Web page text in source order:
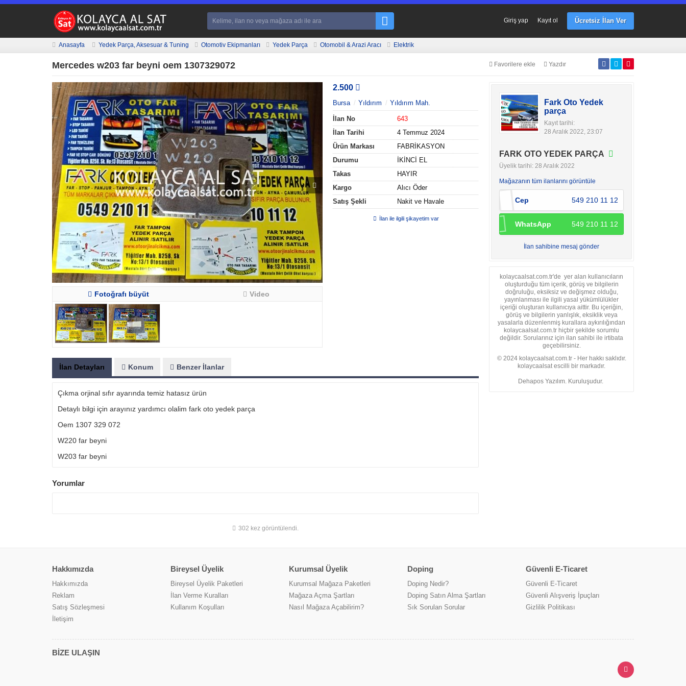
Giriş yap Kayıt ol Ücretsiz İlan Ver
Anasayfa Yedek Parça, Aksesuar & Tuning Otomotiv Ekipmanları Yedek Parça Otomobil & Arazi Aracı Elektrik
Mercedes w203 far beyni oem 1307329072 Favorilere ekle Yazdır
Fotoğrafı büyüt Video
2.500
Bursa Yıldırım Yıldırım Mah.
İlan No
643
İlan Tarihi
4 Temmuz 2024
Ürün Markası
FABRİKASYON
Durumu
İKİNCİ EL
Takas
HAYIR
Kargo
Alıcı Öder
Satış Şekli
Nakit ve Havale
İlan ile ilgili şikayetim var
İlan Detayları Konum Benzer İlanlar
Çıkma orjinal sıfır ayarında temiz hatasız ürün
Detaylı bilgi için arayınız yardımcı olalim fark oto yedek parça
Oem 1307 329 072
W220 far beyni
W203 far beyni
Yorumlar
302 kez görüntülendi.
Fark Oto Yedek
parça
Kayıt tarihi:
28 Aralık 2022, 23:07
FARK OTO YEDEK PARÇA
Üyelik tarihi: 28 Aralık 2022
Mağazanın tüm ilanlarını görüntüle
Cep 549 210 11 12
WhatsApp 549 210 11 12
İlan sahibine mesaj gönder
kolaycaalsat.com.tr'de yer alan kullanıcıların
oluşturduğu tüm içerik, görüş ve bilgilerin
doğruluğu, eksiksiz ve değişmez olduğu,
yayınlanması ile ilgili yasal yükümlülükler
içeriği oluşturan kullanıcıya aittir. Bu içeriğin,
görüş ve bilgilerin yanlışlık, eksiklik veya
yasalarla düzenlenmiş kurallara aykırılığından
kolaycaalsat.com.tr hiçbir şekilde sorumlu
değildir. Sorularınız için ilan sahibi ile irtibata
geçebilirsiniz.
© 2024 kolaycaalsat.com.tr - Her hakkı saklıdır.
kolaycaalsat escilli bir markadır.
Dehapos Yazılım. Kuruluşudur.
Hakkımızda
Hakkımızda
Reklam
Satış Sözleşmesi
İletişim
Bireysel Üyelik
Bireysel Üyelik Paketleri
İlan Verme Kuralları
Kullanım Koşulları
Kurumsal Üyelik
Kurumsal Mağaza Paketleri
Mağaza Açma Şartları
Nasıl Mağaza Açabilirim?
Doping
Doping Nedir?
Doping Satın Alma Şartları
Sık Sorulan Sorular
Güvenli E-Ticaret
Güvenli E-Ticaret
Güvenli Alışveriş İpuçları
Gizlilik Politikası
BİZE ULAŞIN